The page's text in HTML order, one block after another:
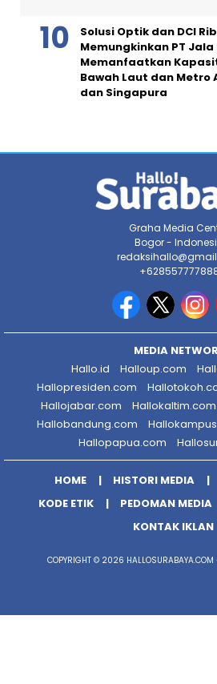
Solusi Optik dan DCI
Memungkinkan PT
Memanfaatkan
Bawah Laut dan Metro
dan Singapura
Graha Media
Bogor -
MEDIA
Hallo.id
Halloup.com
Hallopresiden.com
Hallojabar.com
Hallokaltim.com
Hallobandung.com
Hallopapua.com
HOME HISTORI MEDIA
KODE ETIK
PEDOMAN MEDIA
KONTAK IKLAN
COPYRIGHT © 2026 HALLOSURABAYA.COM